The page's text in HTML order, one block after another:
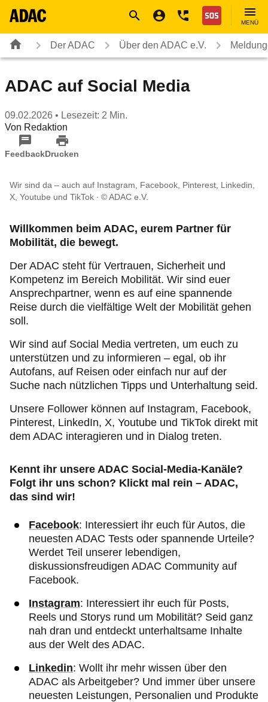
Nothilfe
MENÜ
Der ADAC Über den ADAC e.V.
ADAC auf Social Media
09.02.2026 • Lesezeit: 2 Min.
Von Redaktion
FeedbackDrucken
Wir sind da – auch auf Instagram, Facebook, Pinterest, Linkedin,
X, Youtube und TikTok
© ADAC e.V.
Willkommen beim ADAC, eurem Partner für
Mobilität, die bewegt.
Der ADAC steht für Vertrauen, Sicherheit und
Kompetenz im Bereich Mobilität. Wir sind euer
Ansprechpartner, wenn es auf eine spannende
Reise durch die vielfältige Welt der Mobilität gehen
soll.
Wir sind auf Social Media vertreten, um euch zu
unterstützen und zu informieren – egal, ob ihr
Autofans, auf Reisen oder einfach nur auf der
Suche nach nützlichen Tipps und Unterhaltung seid.
Unsere Follower können auf Instagram, Facebook,
Pinterest, LinkedIn, X, Youtube und TikTok direkt mit
dem ADAC interagieren und in Dialog treten.
Kennt ihr unsere ADAC Social-Media-Kanäle?
Folgt ihr uns schon? Klickt mal rein – ADAC,
das sind wir!
Facebook: Interessiert ihr euch für Autos, die
neuesten ADAC Tests oder spannende Urteile?
Werdet Teil unserer lebendigen,
diskussionsfreudigen ADAC Community auf
Facebook.
Instagram: Interessiert ihr euch für Posts,
Reels und Storys rund um Mobilität? Seid ganz
nah dran und entdeckt unterhaltsame Inhalte
aus der Welt des ADAC.
Linkedin: Wollt ihr mehr wissen über den
ADAC als Arbeitgeber? Und immer über unsere
neuesten Leistungen, Personalien und Produkte